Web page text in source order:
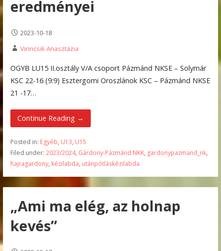
eredményei
2023-10-18
Virincsik Anasztázia
OGYB LU15 II.osztály V/A csoport Pázmánd NKSE – Solymár
KSC 22-16 (9:9) Esztergomi Oroszlánok KSC – Pázmánd NKSE
21 -17…
Continue Reading →
Posted in: Egyéb, U13, U15
Filed under: 2023/2024, Gárdony-Pázmánd NKK, gardonypazmand_nk,
hajragardony, kézilabda, utánpótláskézilabda
„Ami ma elég, az holnap
kevés”